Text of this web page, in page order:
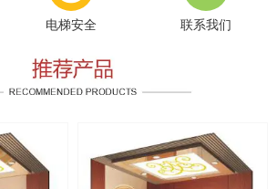
电梯安全 联系我们